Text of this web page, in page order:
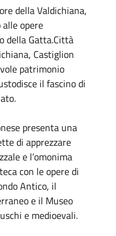
della Valdichiana,
opere
della Gatta.Città
Castiglion
patrimonio
il fascino di
presenta una
di apprezzare
e l’omonima
con le opere di
Antico, il
e il Museo
e medioevali.